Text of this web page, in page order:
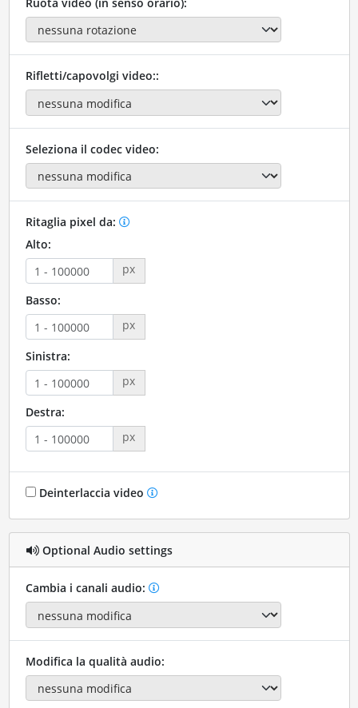
Rifletti/capovolgi video::
Seleziona il codec video:
Ritaglia pixel da:
Alto:
px
Basso:
px
Sinistra:
px
Destra:
px
Deinterlaccia video
Optional Audio settings
Cambia i canali audio:
Modifica la qualità audio: